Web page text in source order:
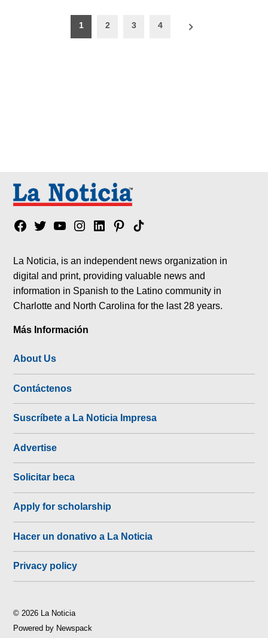
Paginación
1 2 3 4
Facebook
TwitterYouTubeInstagram
LinkedinPinterest
Tik
La Noticia, is an independent news organization in
digital and print, providing valuable news and
information in Spanish to the Latino community in
Charlotte and North Carolina for the last 28 years.
Más Información
About Us
Contáctenos
Suscríbete a La Noticia Impresa
Advertise
Solicitar beca
Apply for scholarship
Hacer un donativo a La Noticia
Privacy policy
© 2026 La Noticia
Powered by Newspack